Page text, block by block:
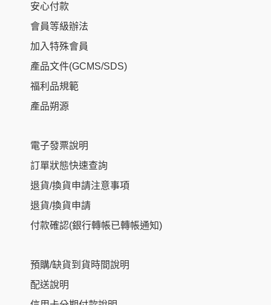
安心付款
會員等級辦法
加入特殊會員
產品文件(GCMS/SDS)
福利品規範
產品朔源
電子發票說明
訂單狀態快速查詢
退貨/換貨申請注意事項
退貨/換貨申請
付款確認(銀行轉帳已轉帳通知)
預購/缺貨到貨時間說明
配送說明